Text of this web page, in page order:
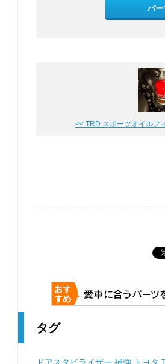
パ
<< TRD スポーツオイルフ
タグ